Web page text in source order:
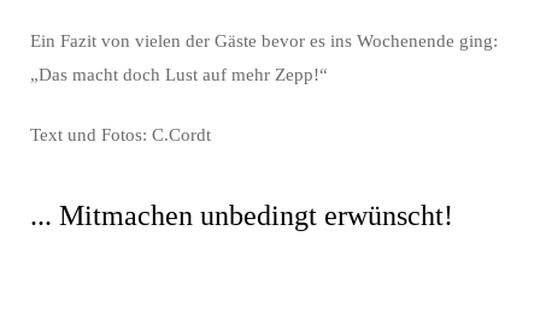
Ein Fazit von vielen der Gäste bevor es ins Wochenende ging:
„Das macht doch Lust auf mehr Zepp!“
Text und Fotos: C.Cordt
... Mitmachen unbedingt erwünscht!